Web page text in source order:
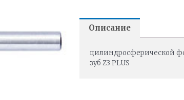
Описание
цилиндросферической
зуб Z3 PLUS